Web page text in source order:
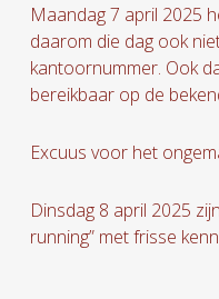
Maandag 7 april 2025
daarom die dag ook
kantoornummer. Ook
bereikbaar op de
Excuus voor het
Dinsdag 8 april 2025
running” met frisse